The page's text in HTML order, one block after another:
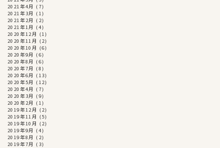
2021年4月 (7)
2021年3月 (1)
2021年2月 (2)
2021年1月 (4)
2020年12月 (1)
2020年11月 (2)
2020年10月 (6)
2020年9月 (6)
2020年8月 (6)
2020年7月 (8)
2020年6月 (13)
2020年5月 (12)
2020年4月 (7)
2020年3月 (9)
2020年2月 (1)
2019年12月 (2)
2019年11月 (5)
2019年10月 (2)
2019年9月 (4)
2019年8月 (2)
2019年7月 (3)